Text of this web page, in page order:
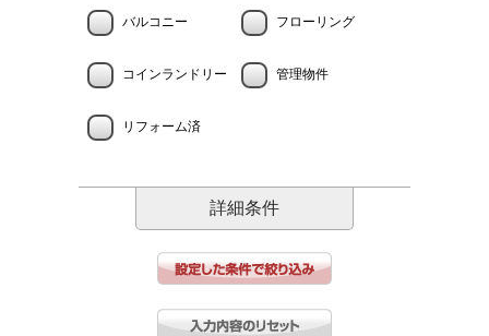
バルコニー フローリング
コインランドリー 管理物件
リフォーム済